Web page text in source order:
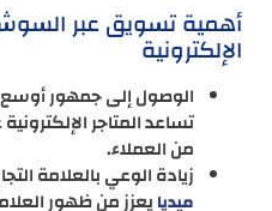
أهمية تسويق عبر
الإلكترونية
الوصول إلى جمهور
تساعد المتاجر
من العملاء.
زيادة الوعي بالعلامة
ميديايعزز من ظهور